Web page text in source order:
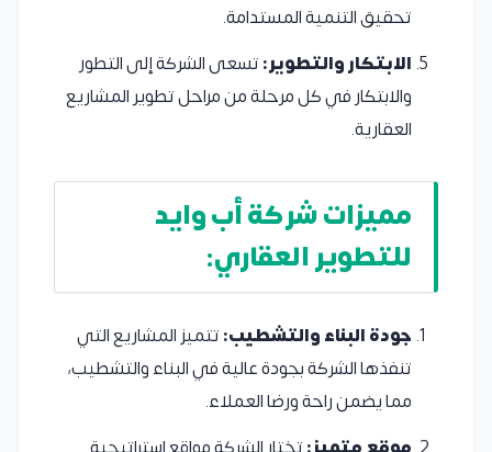
تحقيق التنمية المستدامة.
الابتكار والتطوير:تسعى الشركة إلى التطور
والابتكار في كل مرحلة من مراحل تطوير المشاريع
العقارية.
مميزات شركة أب وايد
للتطوير العقاري:
جودة البناء والتشطيب:تتميز المشاريع التي
تنفذها الشركة بجودة عالية في البناء والتشطيب،
مما يضمن راحة ورضا العملاء.